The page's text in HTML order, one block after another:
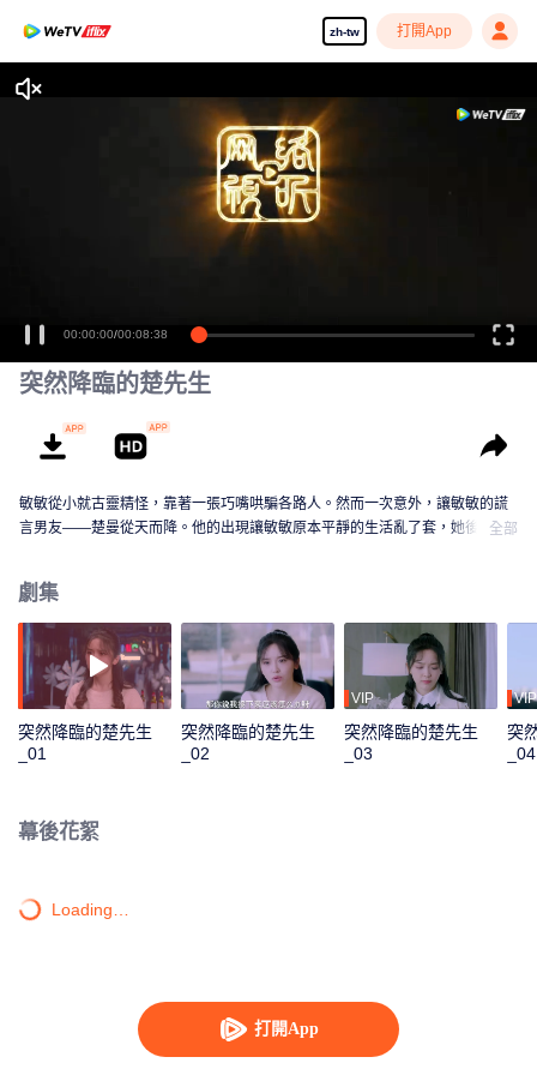
zh-tw 打開App
打開App
00:00:00/00:08:38
突然降臨的楚先生
敏敏從小就古靈精怪，靠著一張巧嘴哄騙各路人。然而一次意外，讓敏敏的謊
言男友——楚曼從天而降。他的出現讓敏敏原本平靜的生活亂了套，她後悔不
全部
劇集
突然降臨的楚先生
_01
突然降臨的楚先生
_02
VIP
突然降臨的楚先生
_03
VIP
突
_04
幕後花絮
Loading…